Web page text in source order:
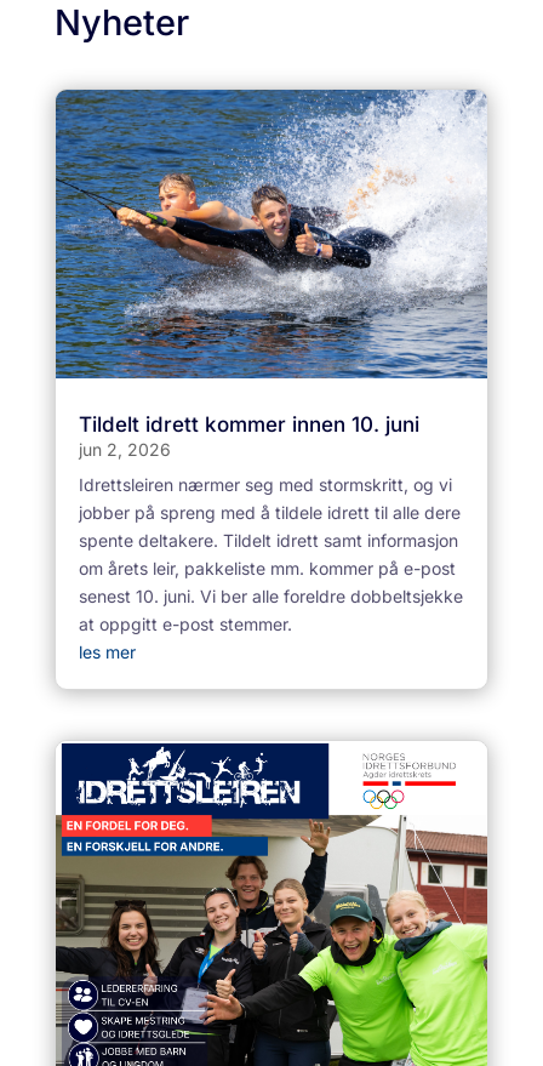
Nyheter
Tildelt idrett kommer innen 10. juni
jun 2, 2026
Idrettsleiren nærmer seg med stormskritt, og vi
jobber på spreng med å tildele idrett til alle dere
spente deltakere. Tildelt idrett samt informasjon
om årets leir, pakkeliste mm. kommer på e-post
senest 10. juni. Vi ber alle foreldre dobbeltsjekke
at oppgitt e-post stemmer.
les mer